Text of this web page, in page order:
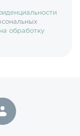
обработку